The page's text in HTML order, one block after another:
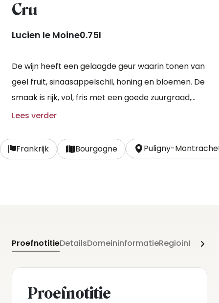
Cru
Lucien le Moine0.75l
De wijn heeft een gelaagde geur waarin tonen van
geel fruit, sinaasappelschil, honing en bloemen. De
smaak is rijk, vol, fris met een goede zuurgraad,
minerale en bloemige tonen en met een
Lees verder
Frankrijk Bourgogne Puligny-
ProefnotitieDetailsDomeininformatie
Proefnotitie